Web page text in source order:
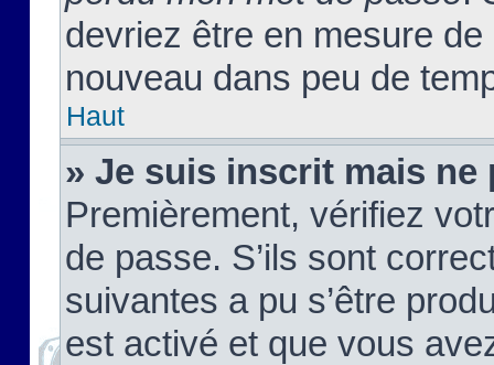
devriez être en mesure
nouveau dans peu de
Haut
» Je suis inscrit mais ne
Premièrement, vérifiez
de passe. S’ils sont
suivantes a pu s’être
est activé et que vous